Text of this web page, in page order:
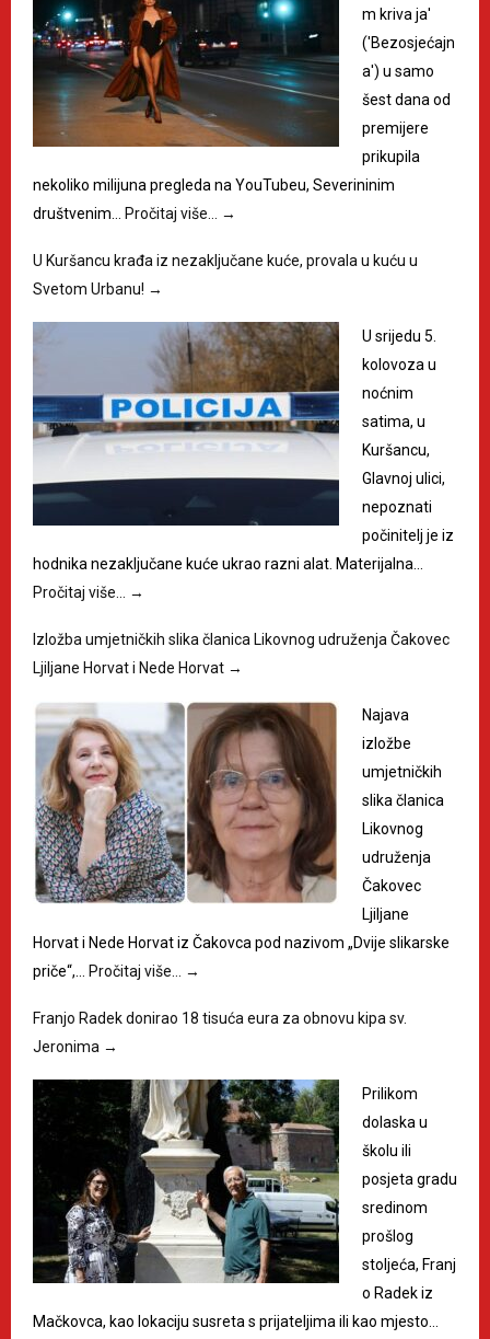
m kriva ja'
('Bezosjećajn
a') u samo
šest dana od
premijere
prikupila
nekoliko milijuna pregleda na YouTubeu, Severininim
društvenim…
Pročitaj više… →
U Kuršancu krađa iz nezaključane kuće, provala u kuću u
Svetom Urbanu! →
U srijedu 5.
kolovoza u
noćnim
satima, u
Kuršancu,
Glavnoj ulici,
nepoznati
počinitelj je iz
hodnika nezaključane kuće ukrao razni alat. Materijalna…
Pročitaj više…
→
Izložba umjetničkih slika članica Likovnog udruženja Čakovec
Ljiljane Horvat i Nede Horvat →
Najava
izložbe
umjetničkih
slika članica
Likovnog
udruženja
Čakovec
Ljiljane
Horvat i Nede Horvat iz Čakovca pod nazivom „Dvije slikarske
priče“,…
Pročitaj više… →
Franjo Radek donirao 18 tisuća eura za obnovu kipa sv.
Jeronima →
Prilikom
dolaska u
školu ili
posjeta gradu
sredinom
prošlog
stoljeća, Franj
o Radek iz
Mačkovca, kao lokaciju susreta s prijateljima ili kao mjesto…